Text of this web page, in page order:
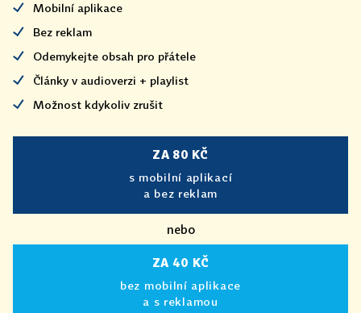
Mobilní aplikace
Bez reklam
Odemykejte obsah pro přátele
Články v audioverzi + playlist
Možnost kdykoliv zrušit
ZA 80 KČ
s mobilní aplikací
a bez reklam
nebo
ZA 40 KČ
bez mobilní aplikace
a s reklamou